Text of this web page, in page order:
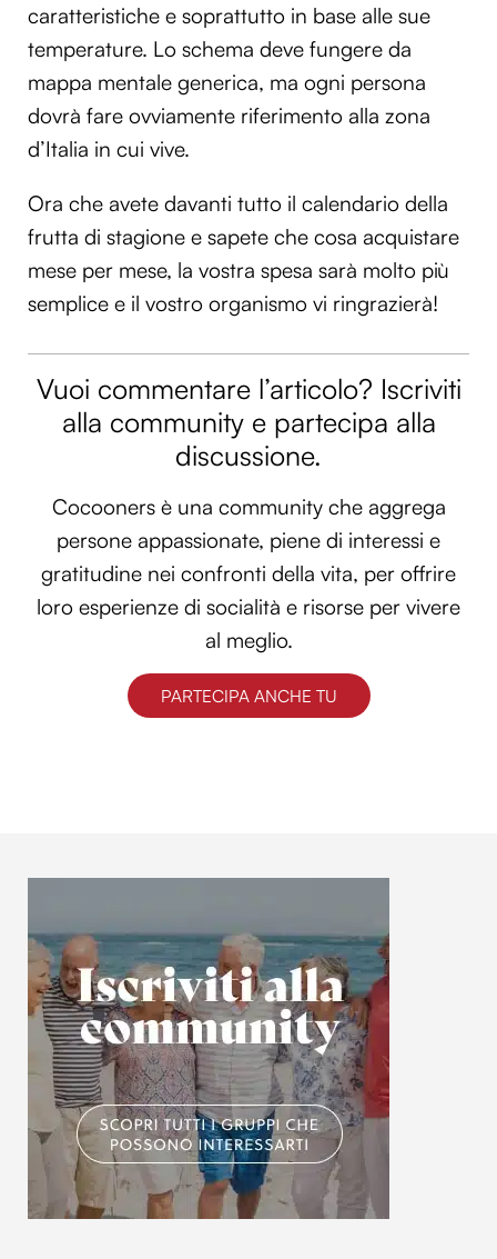
caratteristiche e soprattutto in base alle sue
temperature. Lo schema deve fungere da
mappa mentale generica, ma ogni persona
dovrà fare ovviamente riferimento alla zona
d’Italia in cui vive.
Ora che avete davanti tutto il calendario della
frutta di stagione e sapete che cosa acquistare
mese per mese, la vostra spesa sarà molto più
semplice e il vostro organismo vi ringrazierà!
Vuoi commentare l’articolo? Iscriviti
alla community e partecipa alla
discussione.
Cocooners è una community che aggrega
persone appassionate, piene di interessi e
gratitudine nei confronti della vita, per offrire
loro esperienze di socialità e risorse per vivere
al meglio.
PARTECIPA ANCHE TU